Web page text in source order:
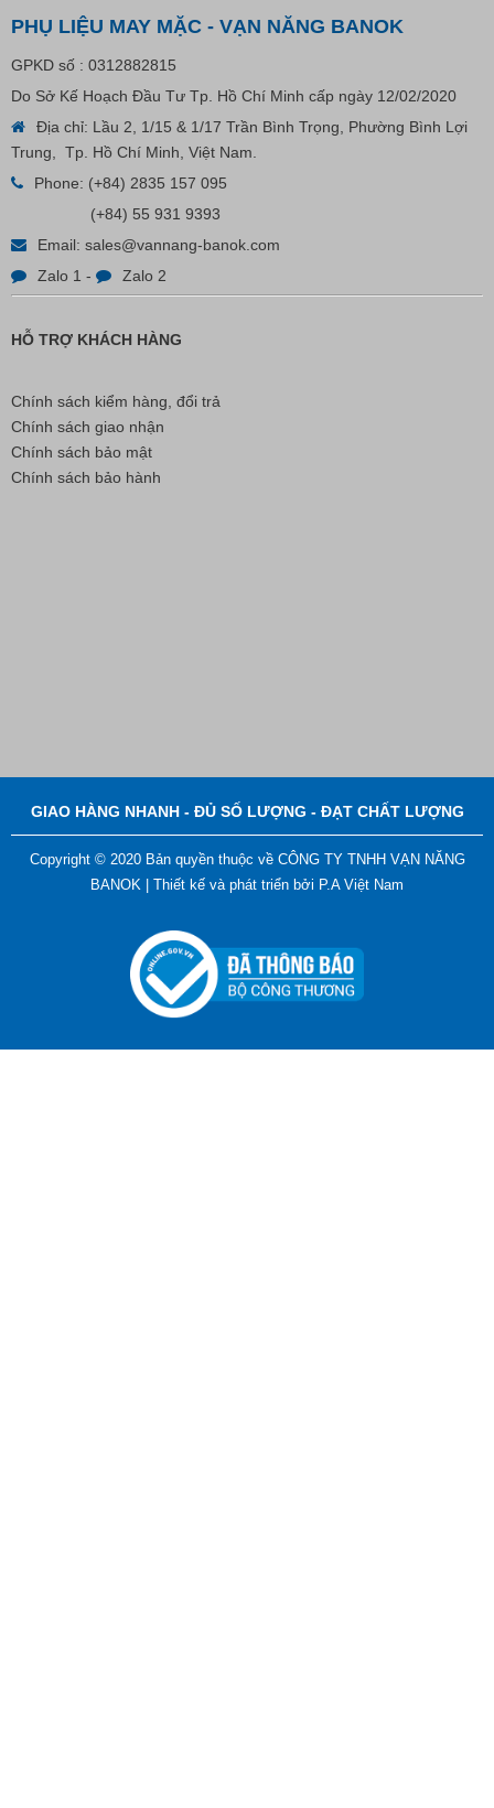
Nút Khóa Bằng Nhựa Cord Stopper – Recycled Nylon
Liên hệ
PHỤ LIỆU MAY MẶC - VẠN NĂNG BANOK
GPKD số : 0312882815
Do Sở Kế Hoạch Đầu Tư Tp. Hồ Chí Minh cấp ngày 12/02/2020
Địa chỉ: Lầu 2, 1/15 & 1/17 Trần Bình Trọng, Phường Bình Lợi
Trung, Tp. Hồ Chí Minh, Việt Nam.
Phone: (+84) 2835 157 095
(+84) 55 931 9393
Email: sales@vannang-banok.com
Zalo 1 - Zalo 2
HỖ TRỢ KHÁCH HÀNG
Chính sách kiểm hàng, đổi trả
Chính sách giao nhận
Chính sách bảo mật
Chính sách bảo hành
GIAO HÀNG NHANH - ĐỦ SỐ LƯỢNG - ĐẠT CHẤT LƯỢNG
Copyright © 2020 Bản quyền thuộc về CÔNG TY TNHH VẠN NĂNG
BANOK | Thiết kế và phát triển bởi P.A Việt Nam